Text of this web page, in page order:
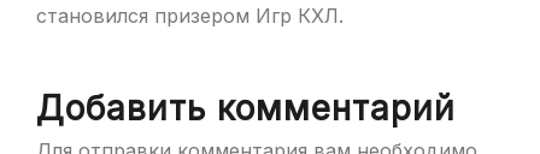
становился призером Игр КХЛ.
Добавить комментарий